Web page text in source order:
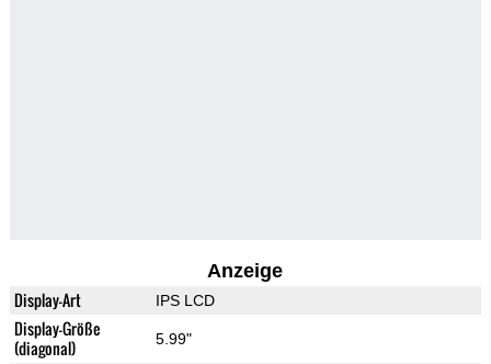
Anzeige
Display-Art IPS LCD
Display-Größe
(diagonal)
5.99"